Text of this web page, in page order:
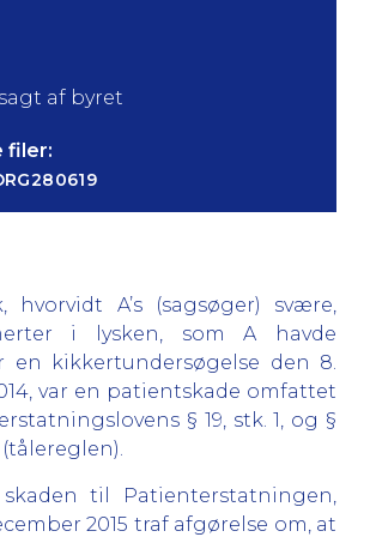
af byret
filer:
hvorvidt A’s (sagsøger) svære,
i lysken, som A havde
en kikkertundersøgelse den 8.
var en patientskade omfattet
§ 19, stk. 1, og §
(tålereglen).
til Patienterstatningen,
2015 traf afgørelse om, at